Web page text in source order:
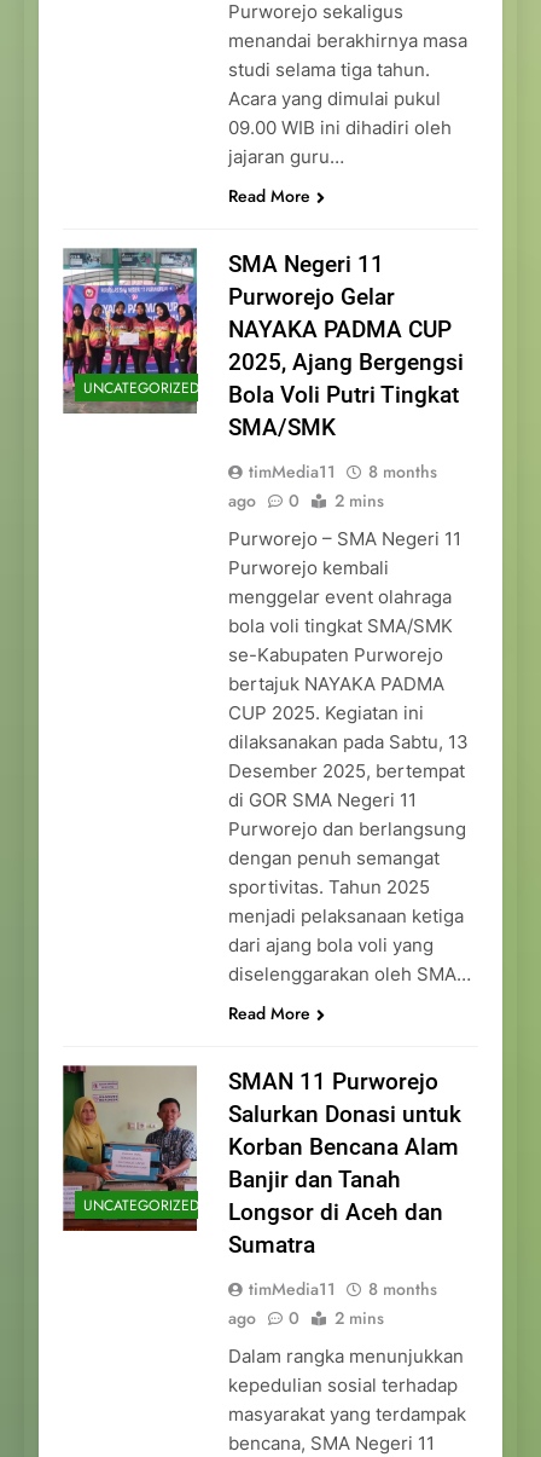
Purworejo sekaligus
menandai berakhirnya masa
studi selama tiga tahun.
Acara yang dimulai pukul
09.00 WIB ini dihadiri oleh
jajaran guru…
Read More
UNCATEGORIZED
SMA Negeri 11
Purworejo Gelar
NAYAKA PADMA CUP
2025, Ajang Bergengsi
Bola Voli Putri Tingkat
SMA/SMK
timMedia11
8 months
ago
0 2 mins
Purworejo – SMA Negeri 11
Purworejo kembali
menggelar event olahraga
bola voli tingkat SMA/SMK
se-Kabupaten Purworejo
bertajuk NAYAKA PADMA
CUP 2025. Kegiatan ini
dilaksanakan pada Sabtu, 13
Desember 2025, bertempat
di GOR SMA Negeri 11
Purworejo dan berlangsung
dengan penuh semangat
sportivitas. Tahun 2025
menjadi pelaksanaan ketiga
dari ajang bola voli yang
diselenggarakan oleh SMA…
Read More
UNCATEGORIZED
SMAN 11 Purworejo
Salurkan Donasi untuk
Korban Bencana Alam
Banjir dan Tanah
Longsor di Aceh dan
Sumatra
timMedia11
8 months
ago
0 2 mins
Dalam rangka menunjukkan
kepedulian sosial terhadap
masyarakat yang terdampak
bencana, SMA Negeri 11